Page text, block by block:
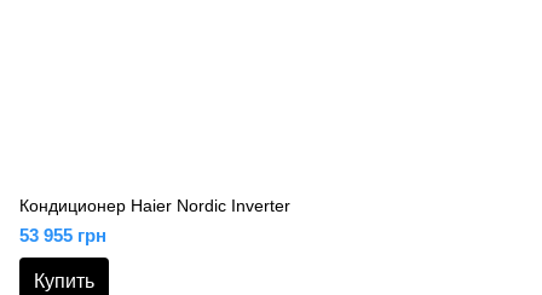
Кондиционер Haier Nordic Inverter
53 955 грн
Купить